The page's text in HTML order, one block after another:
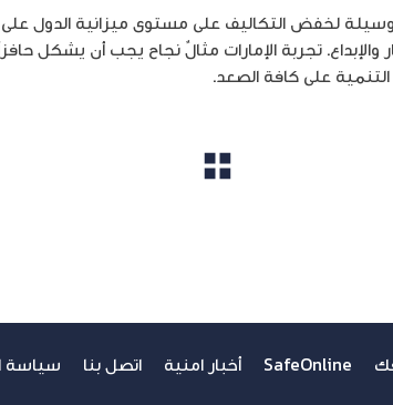
لخفض التكاليف على مستوى ميزانية الدول
تجربة الإمارات مثالٌ نجاح يجب أن يشكل
على كافة الصعد.
SafeOnline أخبار امنية اتصل بنا سياسة